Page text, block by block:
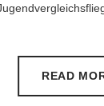
READ